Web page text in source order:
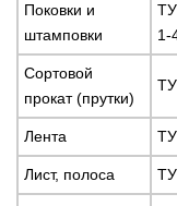
Поковки и
штамповки
1-
Сортовой
прокат (прутки)
Лента
Лист, полоса